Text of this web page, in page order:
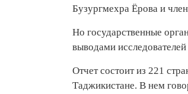
Бузургмехра Ёрова и
Но государственные
выводами
Отчет состоит из 221
Таджикистане. В нем